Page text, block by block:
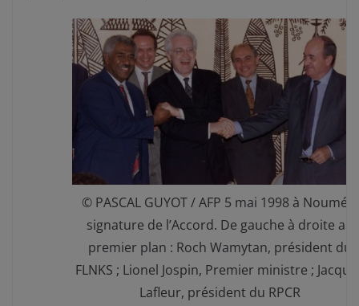
© PASCAL GUYOT / AFP 5 mai 1998 à Nouméa,
signature de l’Accord. De gauche à droite au
premier plan : Roch Wamytan, président du
FLNKS ; Lionel Jospin, Premier ministre ;
Lafleur, président du RPCR